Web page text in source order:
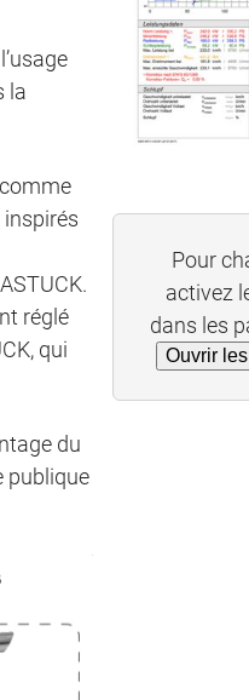
la
réglé
qui
du
publique
Pour
activez
dans les
Ouvrir